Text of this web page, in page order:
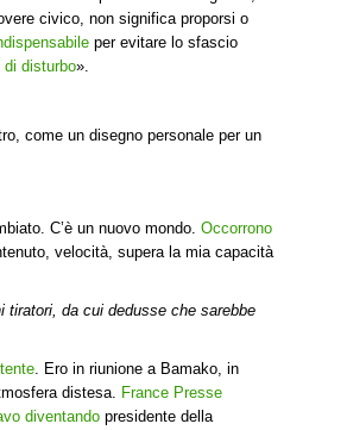
civico, non significa proporsi o
per evitare lo sfascio
di disturbo».
come un disegno personale per un
C’è un nuovo mondo. Occorrono
velocità, supera la mia capacità
tiratori, da cui dedusse che sarebbe
. Ero in riunione a Bamako, in
distesa. France Presse
diventando presidente della